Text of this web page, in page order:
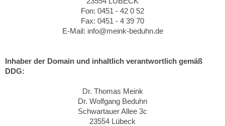
Fon: 0451 - 42 0 52
Fax: 0451 - 4 39 70
E-Mail: info@meink-beduhn.de
Inhaber der Domain und inhaltlich verantwortlich gemäß
DDG:
Dr. Thomas Meink
Dr. Wolfgang Beduhn
Schwartauer Allee 3c
23554 Lübeck